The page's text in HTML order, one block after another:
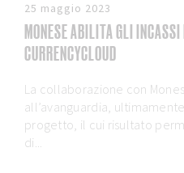
25 maggio 2023
MONESE ABILITA GLI
CURRENCYCLOUD
La collaborazione con
all’avanguardia,
progetto, il cui risultato
di...